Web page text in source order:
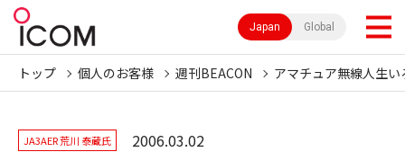
Japan Global
トップ 個人のお客様 週刊BEACON アマチュア無線人生い
JA3AER 荒川 泰蔵氏 2006.03.02